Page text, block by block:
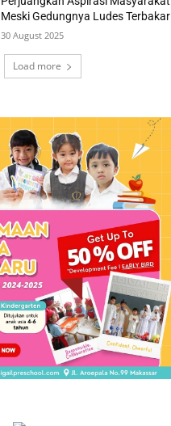
Meski Gedungnya Ludes Terbakar
30 August 2025
Load more